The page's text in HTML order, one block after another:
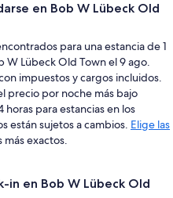
en Bob W Lübeck Old
para una estancia de 1
W Lübeck Old Town el 9 ago.
impuestos y cargos incluidos.
precio por noche más bajo
para estancias en los
están sujetos a cambios. Elige las
exactos.
in en Bob W Lübeck Old